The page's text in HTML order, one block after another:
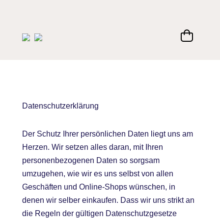
Datenschutzerklärung
Der Schutz Ihrer persönlichen Daten liegt uns am
Herzen. Wir setzen alles daran, mit Ihren
personenbezogenen Daten so sorgsam
umzugehen, wie wir es uns selbst von allen
Geschäften und Online-Shops wünschen, in
denen wir selber einkaufen. Dass wir uns strikt an
die Regeln der gültigen Datenschutzgesetze